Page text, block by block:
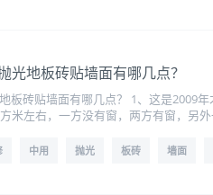
光地板砖贴墙面有哪几点？
板砖贴墙面有哪几点？ 1、这是2009
米左右，一方没有窗，两方有窗，另
中用 抛光 板砖 墙面